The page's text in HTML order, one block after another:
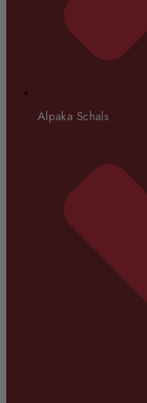
Alpaka Schals